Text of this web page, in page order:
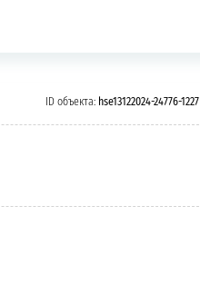
ID объекта: hse13122024-24776-1227